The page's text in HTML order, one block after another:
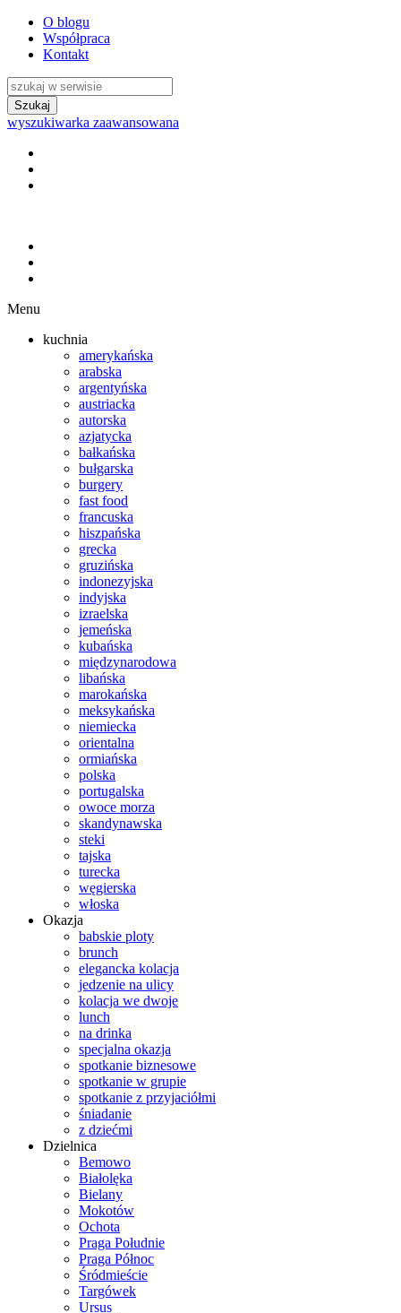
O blogu
Współpraca
Kontakt
wyszukiwarka zaawansowana
Menu
kuchnia
amerykańska
arabska
argentyńska
austriacka
autorska
azjatycka
bałkańska
bułgarska
burgery
fast food
francuska
hiszpańska
grecka
gruzińska
indonezyjska
indyjska
izraelska
jemeńska
kubańska
międzynarodowa
libańska
marokańska
meksykańska
niemiecka
orientalna
ormiańska
polska
portugalska
owoce morza
skandynawska
steki
tajska
turecka
węgierska
włoska
Okazja
babskie ploty
brunch
elegancka kolacja
jedzenie na ulicy
kolacja we dwoje
lunch
na drinka
specjalna okazja
spotkanie biznesowe
spotkanie w grupie
spotkanie z przyjaciółmi
śniadanie
z dziećmi
Dzielnica
Bemowo
Białolęka
Bielany
Mokotów
Ochota
Praga Południe
Praga Północ
Śródmieście
Targówek
Ursus